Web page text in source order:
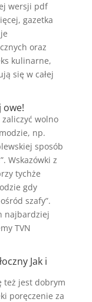
wersji pdf
gazetka
oraz
kulinarne,
się w całej
owe!
wolno
np.
sposób
Wskazówki z
tychże
gdy
szafy”.
najbardziej
TVN
Jak i
też jest dobrym
poręczenie za